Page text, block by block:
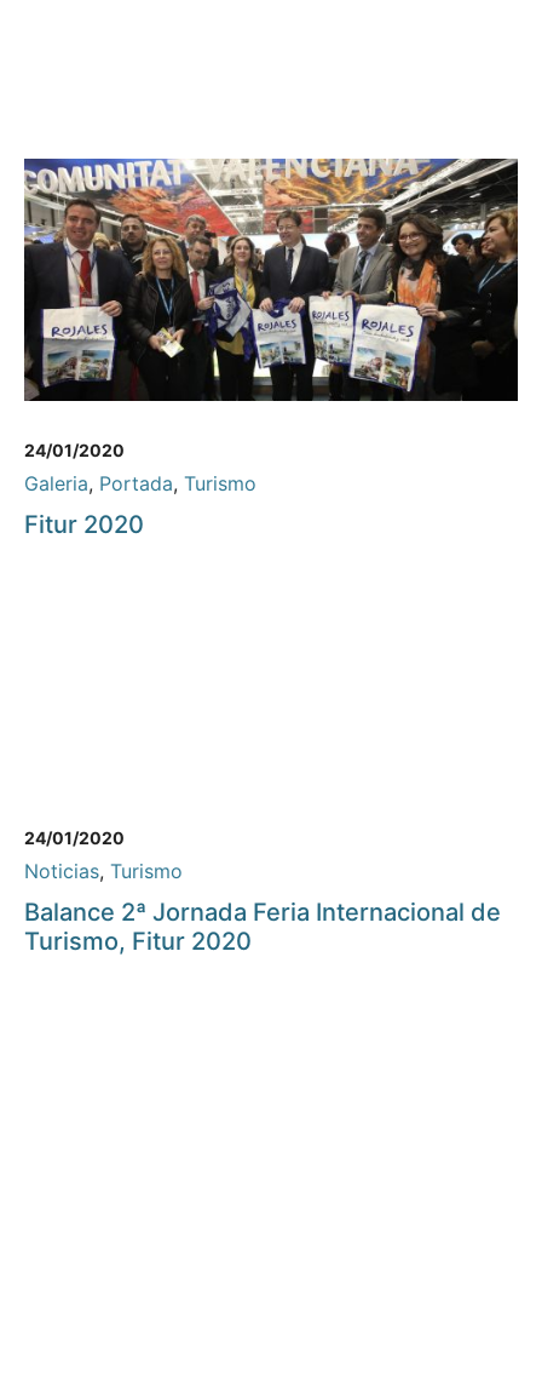
24/01/2020
Galeria, Portada, Turismo
Fitur 2020
24/01/2020
Noticias, Turismo
Balance 2ª Jornada Feria Internacional de
Turismo, Fitur 2020